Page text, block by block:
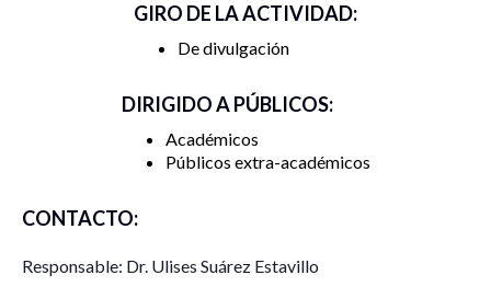
GIRO DE LA ACTIVIDAD:
De divulgación
DIRIGIDO A PÚBLICOS:
Académicos
Públicos extra-académicos
CONTACTO:
Responsable: Dr. Ulises Suárez Estavillo